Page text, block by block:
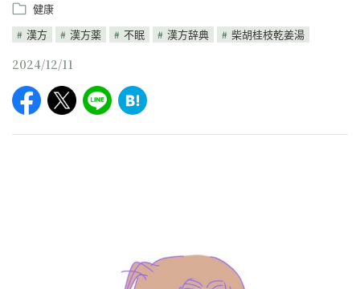
健康
漢方
漢方薬 不眠 漢方辞典 柴胡桂枝乾姜湯
2024/12/11